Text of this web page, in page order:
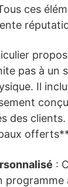
ces
pas à un
Il
des clients.
:
programme